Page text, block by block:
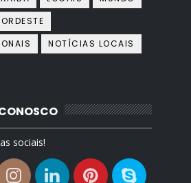
NOTÍCIAS LOCAIS
sociais!